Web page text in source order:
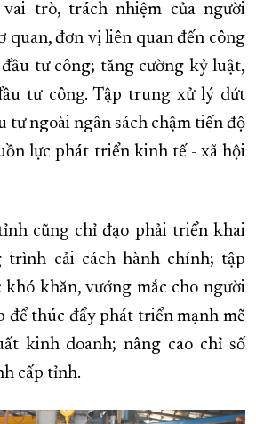
vai trò, trách nhiệm của người
quan, đơn vị liên quan đến công
tư công; tăng cường kỷ luật,
tư công. Tập trung xử lý dứt
tư ngoài ngân sách chậm tiến độ
lực phát triển kinh tế - xã hội
cũng chỉ đạo phải triển khai
trình cải cách hành chính; tập
khăn, vướng mắc cho người
để thúc đẩy phát triển mạnh mẽ
kinh doanh; nâng cao chỉ số
cấp tỉnh.